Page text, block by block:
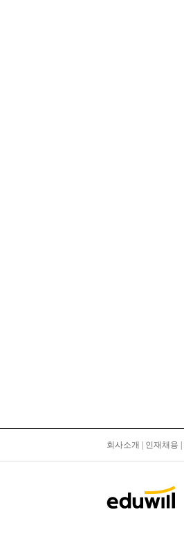
회사소개 인재채용